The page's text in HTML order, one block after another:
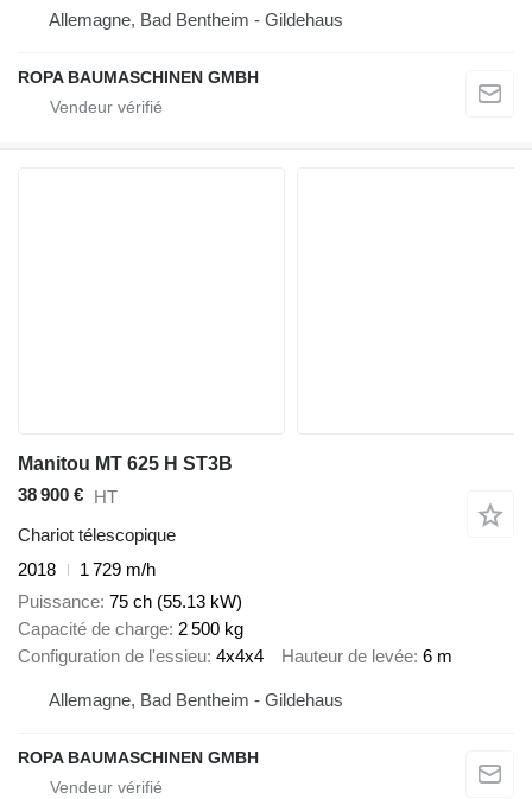
Allemagne, Bad Bentheim - Gildehaus
ROPA BAUMASCHINEN GMBH
Manitou MT 625 H ST3B
38 900 € HT
Chariot télescopique
2018
1 729 m/h
Puissance 75 ch (55.13 kW)
Capacité de charge 2 500 kg
Configuration de l'essieu 4x4x4 Hauteur de levée 6 m
Allemagne, Bad Bentheim - Gildehaus
ROPA BAUMASCHINEN GMBH